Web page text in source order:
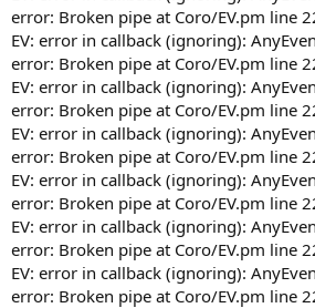
error: Broken pipe at Coro/EV.pm line
EV: error in callback (ignoring):
error: Broken pipe at Coro/EV.pm line
EV: error in callback (ignoring):
error: Broken pipe at Coro/EV.pm line
EV: error in callback (ignoring):
error: Broken pipe at Coro/EV.pm line
EV: error in callback (ignoring):
error: Broken pipe at Coro/EV.pm line
EV: error in callback (ignoring):
error: Broken pipe at Coro/EV.pm line
EV: error in callback (ignoring):
error: Broken pipe at Coro/EV.pm line